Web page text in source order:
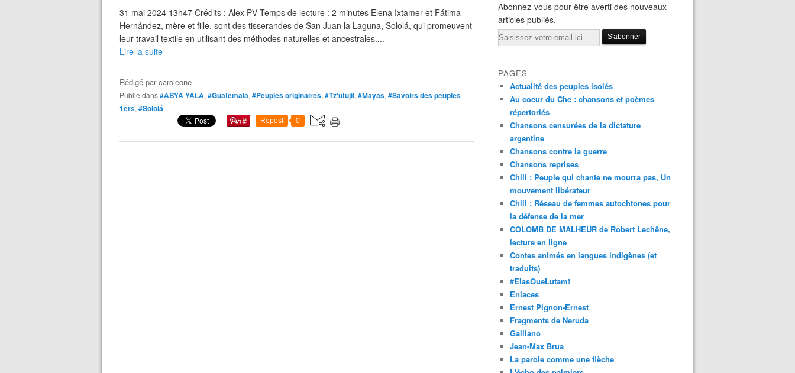
31 mai 2024 13h47 Crédits : Alex PV Temps de lecture : 2 minutes Elena Ixtamer et Fátima
Hernández, mère et fille, sont des tisserandes de San Juan la Laguna, Sololá, qui promeuvent
leur travail textile en utilisant des méthodes naturelles et ancestrales....
Lire la suite
Rédigé parcaroleone
Publié dans#ABYA YALA, #Guatemala, #Peuples originaires, #Tz'utujil, #Mayas, #Savoirs des peuples
1ers, #Sololá
Repost 0
Abonnez-vous pour être averti des nouveaux
articles publiés.
Email
PAGES
Actualité des peuples isolés
Au coeur du Che : chansons et poèmes
répertoriés
Chansons censurées de la dictature
argentine
Chansons contre la guerre
Chansons reprises
Chili : Peuple qui chante ne mourra pas, Un
mouvement libérateur
Chili : Réseau de femmes autochtones pour
la défense de la mer
COLOMB DE MALHEUR de Robert Lechêne,
lecture en ligne
Contes animés en langues indigènes (et
traduits)
#ElasQueLutam!
Enlaces
Ernest Pignon-Ernest
Fragments de Neruda
Galliano
Jean-Max Brua
La parole comme une flèche